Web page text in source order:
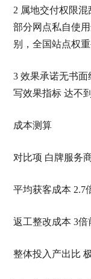
2 属地交付权限混
部分网点私自使
别，全国站点权重
3 效果承诺无书
写效果指标 达不
成本测算
对比项 白牌服务
平均获客成本 2.7
返工整改成本 3
整体投入产出比